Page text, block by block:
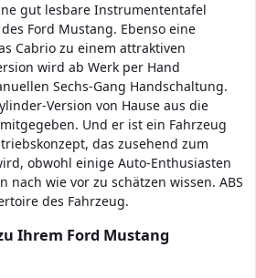
gut lesbare Instrumententafel
Ford Mustang. Ebenso eine
Cabrio zu einem attraktiven
wird ab Werk per Hand
Sechs-Gang Handschaltung.
Version von Hause aus die
Und er ist ein Fahrzeug
das zusehend zum
obwohl einige Auto-Enthusiasten
nach wie vor zu schätzen wissen. ABS
des Fahrzeug.
Ihrem Ford Mustang